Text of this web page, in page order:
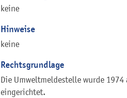
keine
Hinweise
keine
Rechtsgrundlage
Die Umweltmeldestelle wurde 1974
eingerichtet.